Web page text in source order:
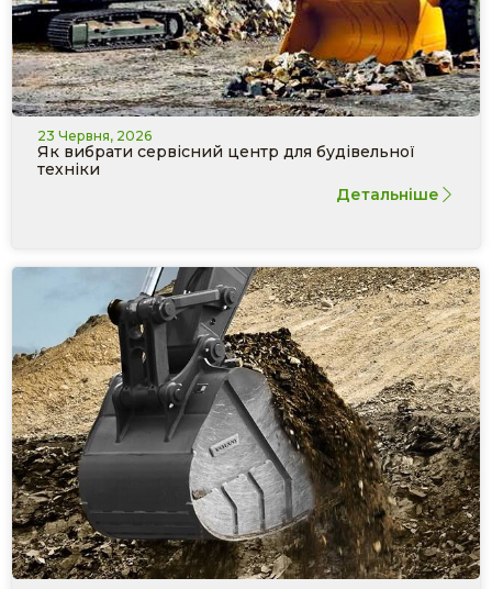
23 Червня, 2026
Як вибрати сервісний центр для будівельної
техніки
Детальніше